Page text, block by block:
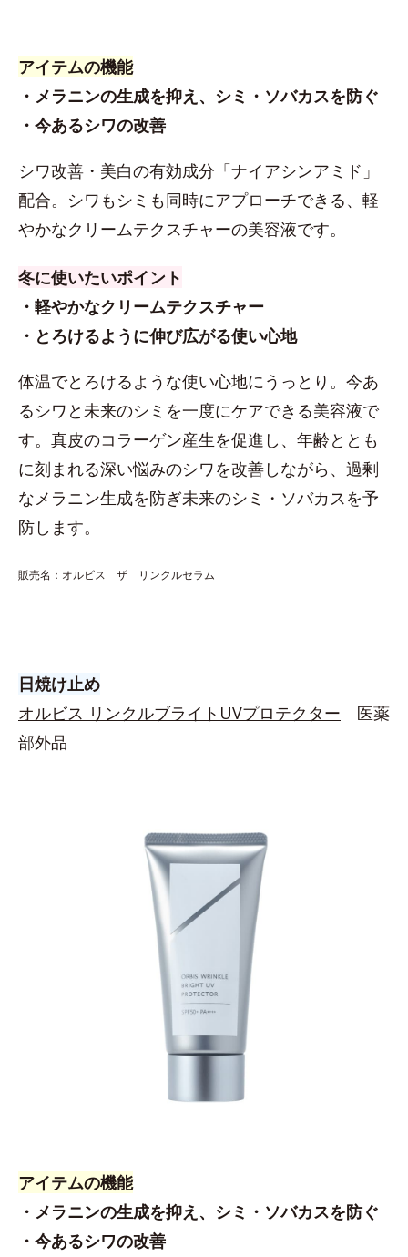
アイテムの機能
・メラニンの生成を抑え、シミ・ソバカスを防ぐ
・今あるシワの改善
シワ改善・美白の有効成分「ナイアシンアミド」
配合。シワもシミも同時にアプローチできる、軽
やかなクリームテクスチャーの美容液です。
冬に使いたいポイント
・軽やかなクリームテクスチャー
・とろけるように伸び広がる使い心地
体温でとろけるような使い心地にうっとり。今あ
るシワと未来のシミを一度にケアできる美容液で
す。真皮のコラーゲン産生を促進し、年齢ととも
に刻まれる深い悩みのシワを改善しながら、過剰
なメラニン生成を防ぎ未来のシミ・ソバカスを予
防します。
販売名：オルビス ザ リンクルセラム
日焼け止め
オルビス リンクルブライトUVプロテクター 医薬
部外品
アイテムの機能
・メラニンの生成を抑え、シミ・ソバカスを防ぐ
・今あるシワの改善